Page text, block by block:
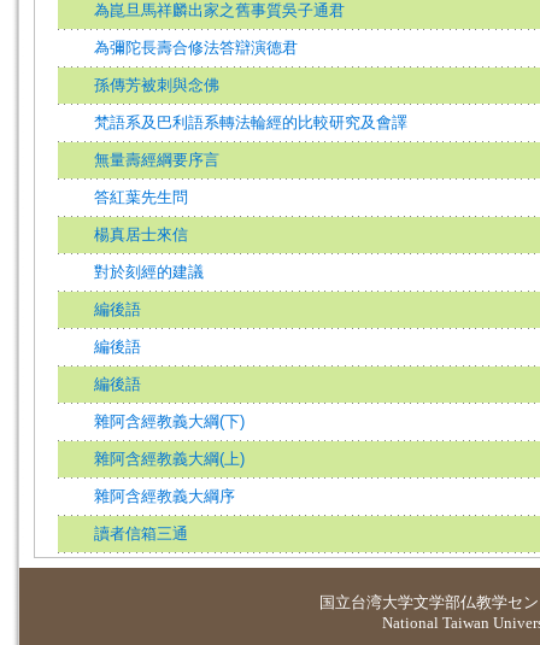
為崑旦馬祥麟出家之舊事質吳子通君
為彌陀長壽合修法答辯演德君
孫傳芳被刺與念佛
梵語系及巴利語系轉法輪經的比較研究及會譯
無量壽經綱要序言
答紅葉先生問
楊真居士來信
對於刻經的建議
編後語
編後語
編後語
雜阿含經教義大綱(下)
雜阿含經教義大綱(上)
雜阿含經教義大綱序
讀者信箱三通
国立台湾大学文学部仏教学セ
National Taiwan